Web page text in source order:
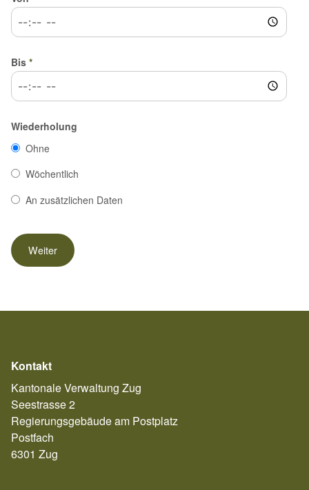
Bis *
Wiederholung
Ohne
Wöchentlich
An zusätzlichen Daten
Kontakt
Kantonale Verwaltung Zug
Seestrasse 2
Regierungsgebäude am Postplatz
Postfach
6301 Zug